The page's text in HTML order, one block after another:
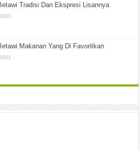
Tradisi Dan Ekspresi Lisannya
Makanan Yang Di Favoritkan